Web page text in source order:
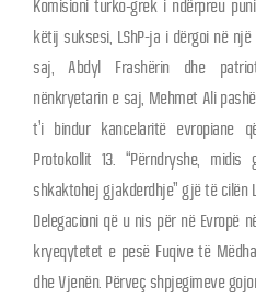
Komisioni turko-grek i ndërpreu
këtij suksesi, LShP-ja i dërgoi në
saj, Abdyl Frashërin dhe
nënkryetarin e saj, Mehmet Ali
t’i bindur kancelaritë evropiane
Protokollit 13. “Përndryshe,
shkaktohej gjakderdhje” gjë të cilën
Delegacioni që u nis për në Evropë
kryeqytetet e pesë Fuqive të
dhe Vjenën. Përveç shpjegimeve